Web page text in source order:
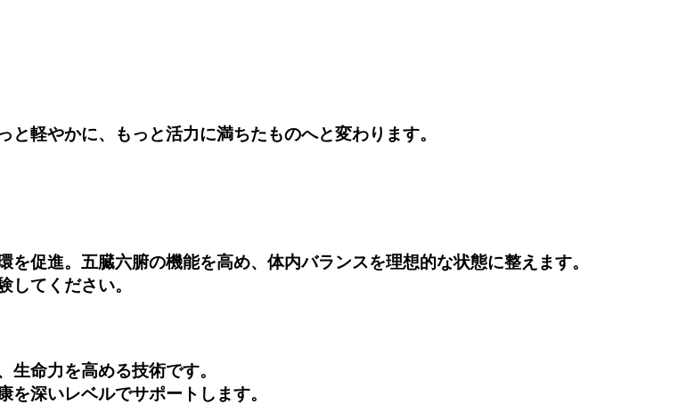
軽やかに、もっと活力に満ちたものへと変わります。
促進。五臓六腑の機能を高め、体内バランスを理想的な状態に整えます。
してください。
命力を高める技術です。
を深いレベルでサポートします。